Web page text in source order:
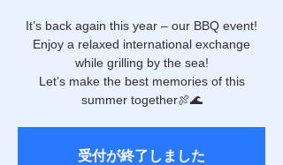
It’s back again this year – our BBQ event!
Enjoy a relaxed international exchange
while grilling by the sea!
Let’s make the best memories of this
summer together🍖🌊
受付が終了しました